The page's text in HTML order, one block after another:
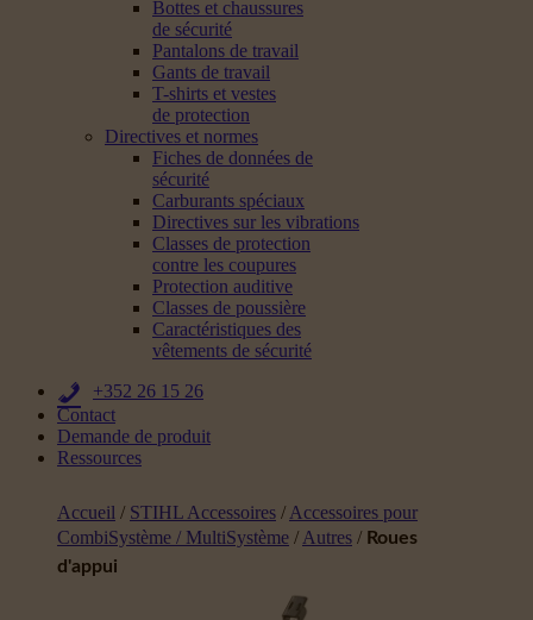
Bottes et chaussures
de sécurité
Pantalons de travail
Gants de travail
T-shirts et vestes
de protection
Directives et normes
Fiches de données de
sécurité
Carburants spéciaux
Directives sur les vibrations
Classes de protection
contre les coupures
Protection auditive
Classes de poussière
Caractéristiques des
vêtements de sécurité
+352 26 15 26
Contact
Demande de produit
Ressources
Accueil / STIHL Accessoires / Accessoires pour
CombiSystème / MultiSystème / Autres / Roues
d'appui